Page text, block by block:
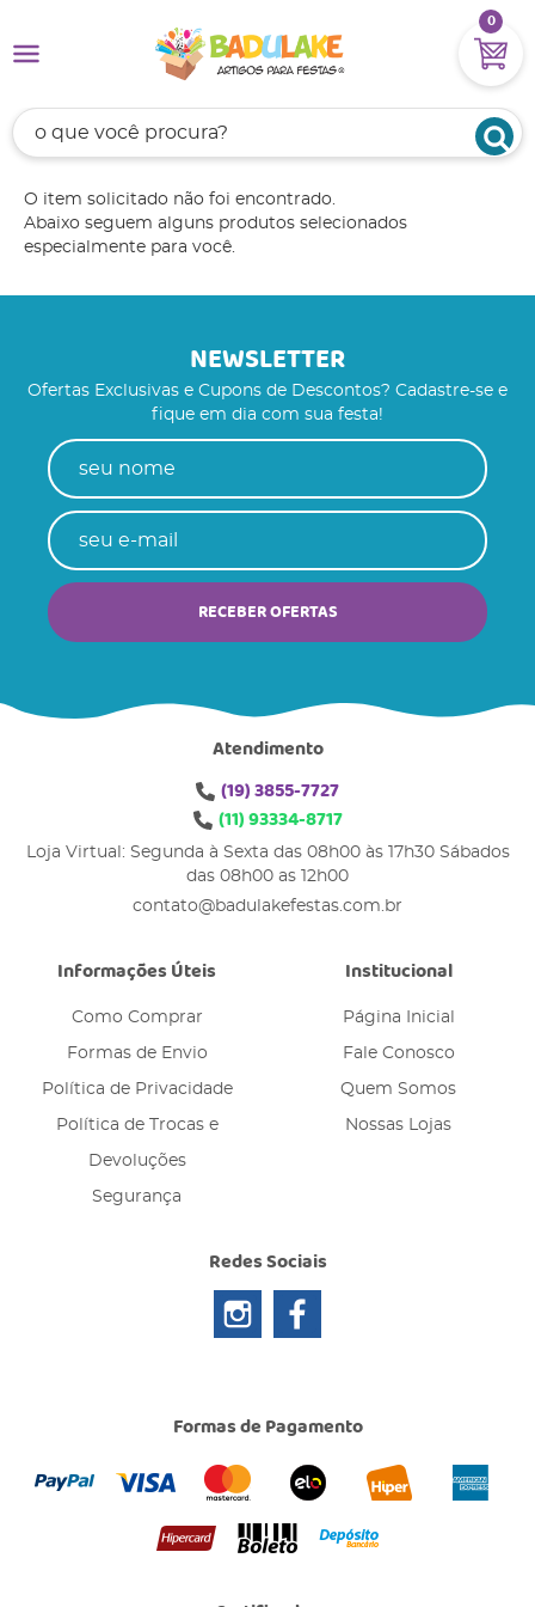
0
O item solicitado não foi encontrado.
Abaixo seguem alguns produtos selecionados
especialmente para você.
NEWSLETTER
Ofertas Exclusivas e Cupons de Descontos? Cadastre-se e
fique em dia com sua festa!
RECEBER OFERTAS
Atendimento
(19)3855-7727
(11)93334-8717
Loja Virtual: Segunda à Sexta das 08h00 às 17h30 Sábados
das 08h00 as 12h00
contato@badulakefestas.com.br
Informações Úteis
Como Comprar
Formas de Envio
Política de Privacidade
Política de Trocas e
Devoluções
Segurança
Institucional
Página Inicial
Fale Conosco
Quem Somos
Nossas Lojas
Redes Sociais
Formas de Pagamento